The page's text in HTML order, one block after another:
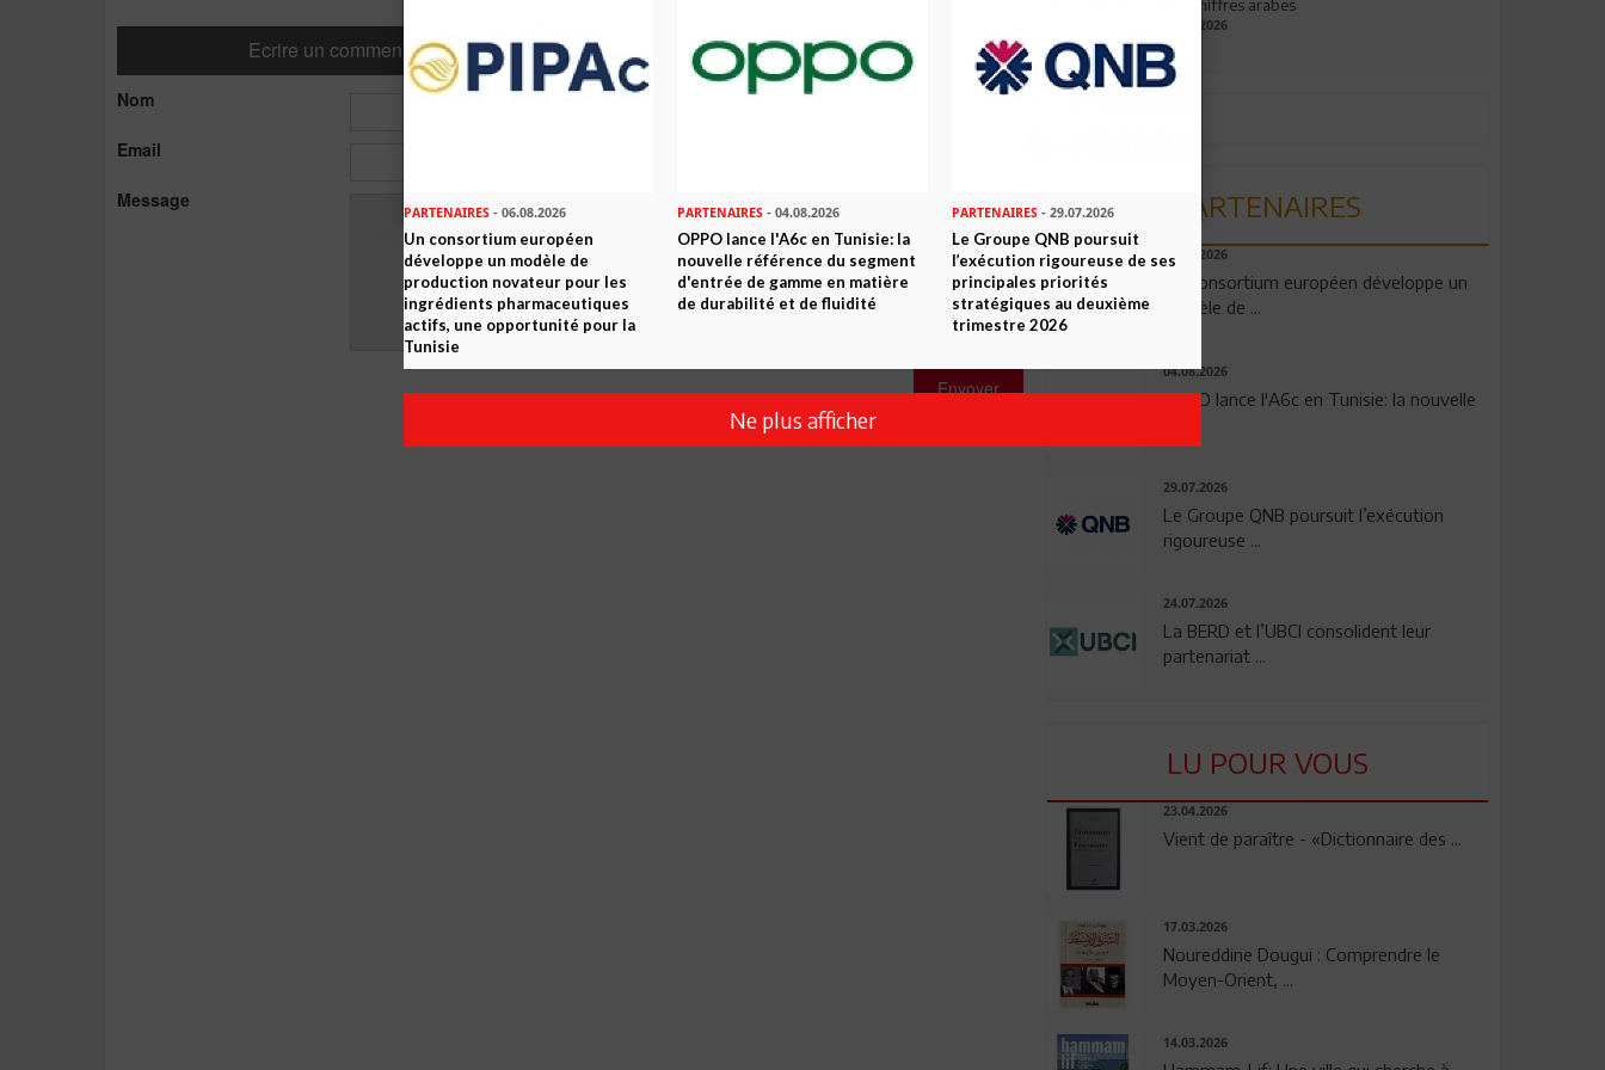
Ecrire un commentaire Commenter
Nom
Email
Message
Envoyer
aux chiffres arabes
09.07.2026
PARTENAIRES
06.08.2026
Un consortium européen développe un
modèle de ...
04.08.2026
OPPO lance l'A6c en Tunisie: la nouvelle
29.07.2026
Le Groupe QNB poursuit l’exécution
rigoureuse ...
24.07.2026
La BERD et l’UBCI consolident leur
partenariat ...
LU POUR VOUS
23.04.2026
Vient de paraître - «Dictionnaire des ...
17.03.2026
Noureddine Dougui : Comprendre le
Moyen-Orient, ...
14.03.2026
PARTENAIRES - 06.08.2026
Un consortium européen
développe un modèle de
production novateur pour les
ingrédients pharmaceutiques
actifs, une opportunité pour la
Tunisie
PARTENAIRES - 04.08.2026
OPPO lance l'A6c en Tunisie: la
nouvelle référence du segment
d'entrée de gamme en matière
de durabilité et de fluidité
PARTENAIRES- 29.07.2026
Le Groupe QNB poursuit
l’exécution rigoureuse de ses
principales priorités
stratégiques au deuxième
trimestre 2026
Ne plus afficher